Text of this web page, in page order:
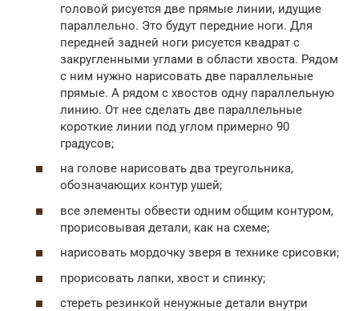
головой рисуется две прямые линии, идущие
параллельно. Это будут передние ноги. Для
передней задней ноги рисуется квадрат с
закругленными углами в области хвоста. Рядом
с ним нужно нарисовать две параллельные
прямые. А рядом с хвостов одну параллельную
линию. От нее сделать две параллельные
короткие линии под углом примерно 90
градусов;
на голове нарисовать два треугольника,
обозначающих контур ушей;
все элементы обвести одним общим контуром,
прорисовывая детали, как на схеме;
нарисовать мордочку зверя в технике срисовки;
прорисовать лапки, хвост и спинку;
стереть резинкой ненужные детали внутри